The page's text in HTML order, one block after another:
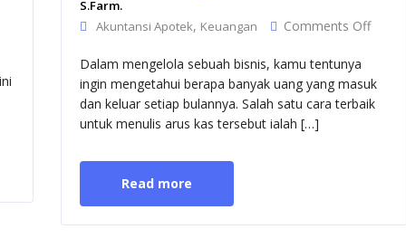
S.Farm.
Akuntansi Apotek, Keuangan Comments Offon
dan
Dalam mengelola sebuah bisnis, kamu tentunya
ingin mengetahui berapa banyak uang yang masuk
dan keluar setiap bulannya. Salah satu cara terbaik
untuk menulis arus kas tersebut ialah […]
Read more